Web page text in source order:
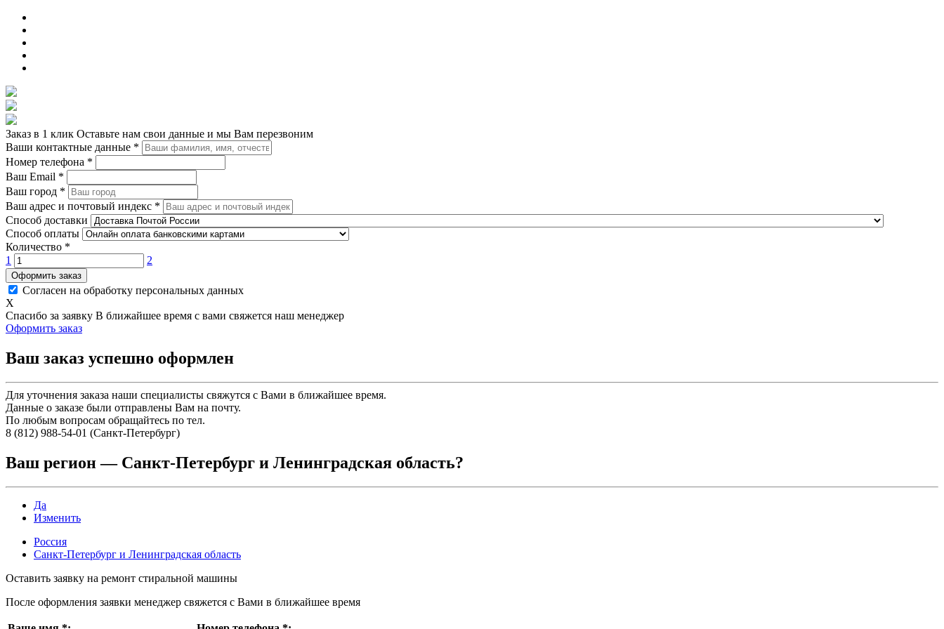
Заказ в 1 клик Оставьте нам свои данные и мы Вам перезвоним
Ваши контактные данные *
Номер телефона *
Ваш Email *
Ваш город *
Ваш адрес и почтовый индекс *
Способ доставки
Способ оплаты
Количество *
1
2
Оформить заказ
Согласен на обработку персональных данных
X
Спасибо за заявку В ближайшее время с вами свяжется наш менеджер
Оформить заказ
Ваш заказ успешно оформлен
Для уточнения заказа наши специалисты свяжутся с Вами в ближайшее время.
Данные о заказе были отправлены Вам на почту.
По любым вопросам обращайтесь по тел.
8 (812) 988-54-01 (Санкт-Петербург)
Ваш регион — Санкт-Петербург и Ленинградская область?
Да
Изменить
Россия
Санкт-Петербург и Ленинградская область
Оставить заявку на ремонт стиральной машины
После оформления заявки менеджер свяжется с Вами в ближайшее время